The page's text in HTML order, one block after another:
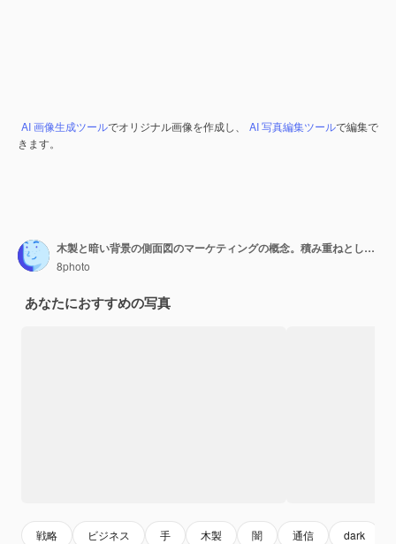
AI 画像生成ツールでオリジナル画像を作成し、 AI 写真編集ツールで編集で
きます。
木製と暗い背景の側面図のマーケティングの概念。積み重ねとして木製のブロックを配置する手。
8photo
あなたにおすすめの写真
戦略 ビジネス 手 木製 闇 通信 dark